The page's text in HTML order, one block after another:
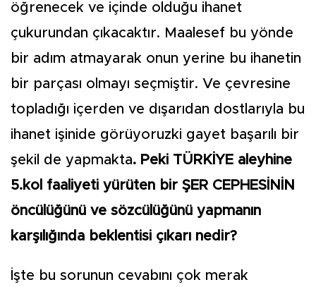
öğrenecek ve içinde olduğu ihanet
çukurundan çıkacaktır. Maalesef bu yönde
bir adım atmayarak onun yerine bu ihanetin
bir parçası olmayı seçmiştir. Ve çevresine
topladığı içerden ve dışarıdan dostlarıyla bu
ihanet işinide görüyoruzki gayet başarılı bir
şekil de yapmakta. Peki TÜRKİYE aleyhine
5.kol faaliyeti yürüten bir ŞER CEPHESİNİN
öncülüğünü ve sözcülüğünü yapmanın
karşılığında beklentisi çıkarı nedir?
İşte bu sorunun cevabını çok merak